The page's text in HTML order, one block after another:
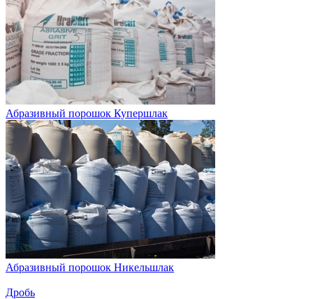
Абразивный порошок Купершлак
Абразивный порошок Никельшлак
Дробь